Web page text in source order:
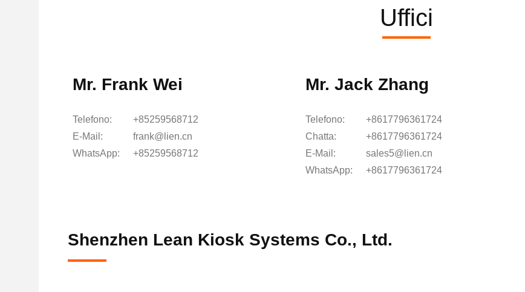
Uffici
Mr. Frank Wei
Telefono:
+85259568712
E-Mail:
frank@lien.cn
WhatsApp:
+85259568712
Mr. Jack Zhang
Telefono:
+8617796361724
Chatta:
+8617796361724
E-Mail:
sales5@lien.cn
WhatsApp:
+8617796361724
Shenzhen Lean Kiosk Systems Co., Ltd.